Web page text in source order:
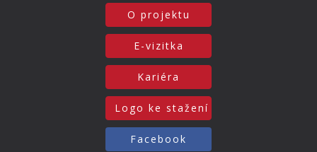
O projektu
E-vizitka
Kariéra
Logo ke stažení
Facebook